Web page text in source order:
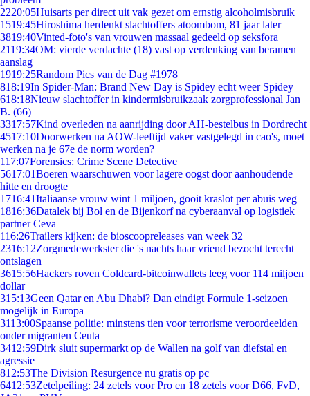
2220:05Huisarts per direct uit vak gezet om ernstig alcoholmisbruik
1519:45Hiroshima herdenkt slachtoffers atoombom, 81 jaar later
3819:40Vinted-foto's van vrouwen massaal gedeeld op seksfora
2119:34OM: vierde verdachte (18) vast op verdenking van beramen
aanslag
1919:25Random Pics van de Dag #1978
818:19In Spider-Man: Brand New Day is Spidey echt weer Spidey
618:18Nieuw slachtoffer in kindermisbruikzaak zorgprofessional Jan
B. (66)
3317:57Kind overleden na aanrijding door AH-bestelbus in Dordrecht
4517:10Doorwerken na AOW-leeftijd vaker vastgelegd in cao's, moet
werken na je 67e de norm worden?
117:07Forensics: Crime Scene Detective
5617:01Boeren waarschuwen voor lagere oogst door aanhoudende
hitte en droogte
1716:41Italiaanse vrouw wint 1 miljoen, gooit kraslot per abuis weg
1816:36Datalek bij Bol en de Bijenkorf na cyberaanval op logistiek
partner Ceva
116:26Trailers kijken: de bioscoopreleases van week 32
2316:12Zorgmedewerkster die 's nachts haar vriend bezocht terecht
ontslagen
3615:56Hackers roven Coldcard-bitcoinwallets leeg voor 114 miljoen
dollar
315:13Geen Qatar en Abu Dhabi? Dan eindigt Formule 1-seizoen
mogelijk in Europa
3113:00Spaanse politie: minstens tien voor terrorisme veroordeelden
onder migranten Ceuta
3412:59Dirk sluit supermarkt op de Wallen na golf van diefstal en
agressie
812:53The Division Resurgence nu gratis op pc
6412:53Zetelpeiling: 24 zetels voor Pro en 18 zetels voor D66, FvD,